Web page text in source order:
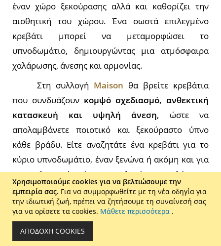
έναν χώρο ξεκούρασης αλλά και καθορίζει την
αισθητική του χώρου. Ένα σωστά επιλεγμένο
κρεβάτι μπορεί να μεταμορφώσει το
υπνοδωμάτιο, δημιουργώντας μια ατμόσφαιρα
χαλάρωσης, άνεσης και αρμονίας.
Στη συλλογή Maison θα βρείτε κρεβάτια
που συνδυάζουν κομψό σχεδιασμό, ανθεκτική
κατασκευή και υψηλή άνεση, ώστε να
απολαμβάνετε ποιοτικό και ξεκούραστο ύπνο
κάθε βράδυ. Είτε αναζητάτε ένα κρεβάτι για το
κύριο υπνοδωμάτιο, έναν ξενώνα ή ακόμη και για
επαγγελματική χρήση, οι επιλογές μας καλύπτουν
κάθε ανάγκη.
Μεγάλη ποικιλία σε κρεβάτια
για κάθε υπνοδωμάτιο
Χρησιμοποιούμε cookies για να βελτιώσουμε την
εμπειρία σας. Για να συμμορφωθείτε με τη νέα οδηγία για
την ιδιωτική ζωή, πρέπει να ζητήσουμε τη συναίνεσή σας
για να ορίσετε τα cookies. Μάθετε περισσότερα .
ΑΠΟΔΟΧΉ COOKIES